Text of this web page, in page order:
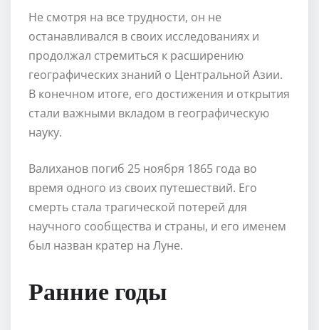
Не смотря на все трудности, он не
останавливался в своих исследованиях и
продолжал стремиться к расширению
географических знаний о Центральной Азии.
В конечном итоге, его достижения и открытия
стали важными вкладом в географическую
науку.
Валиханов погиб 25 ноября 1865 года во
время одного из своих путешествий. Его
смерть стала трагической потерей для
научного сообщества и страны, и его именем
был назван кратер на Луне.
Ранние годы